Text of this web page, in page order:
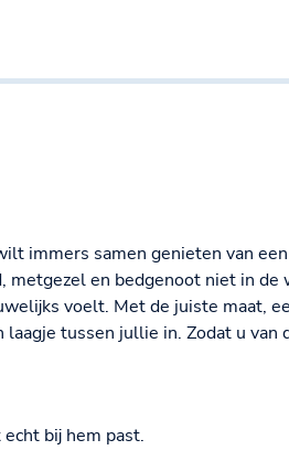
immers samen genieten van
en bedgenoot niet in de
voelt. Met de juiste maat,
tussen jullie in. Zodat u van
bij hem past.